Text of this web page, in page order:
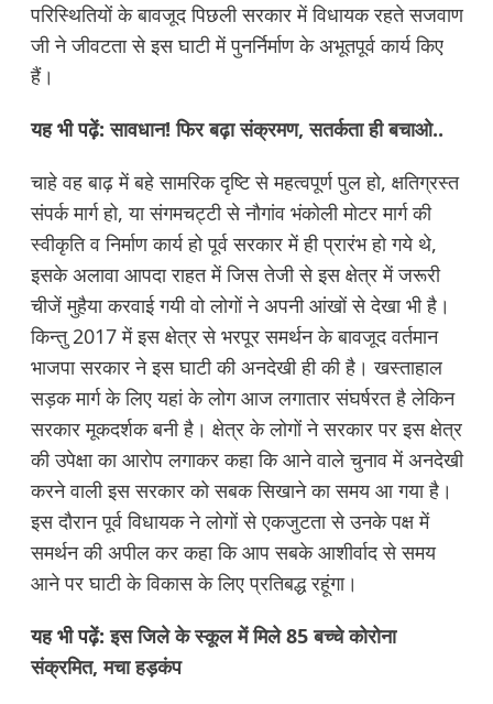
परिस्थितियों के बावजूद पिछली सरकार में विधायक रहते सजवाण
जी ने जीवटता से इस घाटी में पुनर्निर्माण के अभूतपूर्व कार्य किए
हैं।
यह भी पढ़ें:सावधान! फिर बढ़ा संक्रमण, सतर्कता ही बचाओ..
चाहे वह बाढ़ में बहे सामरिक दृष्टि से महत्वपूर्ण पुल हो, क्षतिग्रस्त
संपर्क मार्ग हो, या संगमचट्टी से नौगांव भंकोली मोटर मार्ग की
स्वीकृति व निर्माण कार्य हो पूर्व सरकार में ही प्रारंभ हो गये थे,
इसके अलावा आपदा राहत में जिस तेजी से इस क्षेत्र में जरूरी
चीजें मुहैया करवाई गयी वो लोगों ने अपनी आंखों से देखा भी है।
किन्तु 2017 में इस क्षेत्र से भरपूर समर्थन के बावजूद वर्तमान
भाजपा सरकार ने इस घाटी की अनदेखी ही की है। खस्ताहाल
सड़क मार्ग के लिए यहां के लोग आज लगातार संघर्षरत है लेकिन
सरकार मूकदर्शक बनी है। क्षेत्र के लोगों ने सरकार पर इस क्षेत्र
की उपेक्षा का आरोप लगाकर कहा कि आने वाले चुनाव में अनदेखी
करने वाली इस सरकार को सबक सिखाने का समय आ गया है।
इस दौरान पूर्व विधायक ने लोगों से एकजुटता से उनके पक्ष में
समर्थन की अपील कर कहा कि आप सबके आशीर्वाद से समय
आने पर घाटी के विकास के लिए प्रतिबद्ध रहूंगा।
यह भी पढ़ें: इस जिले के स्कूल में मिले 85 बच्चे कोरोना
संक्रमित, मचा हड़कंप